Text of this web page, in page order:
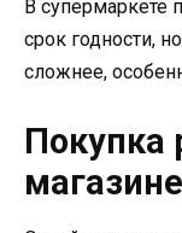
В супермаркете
срок годности,
сложнее,
Покупка
магазине